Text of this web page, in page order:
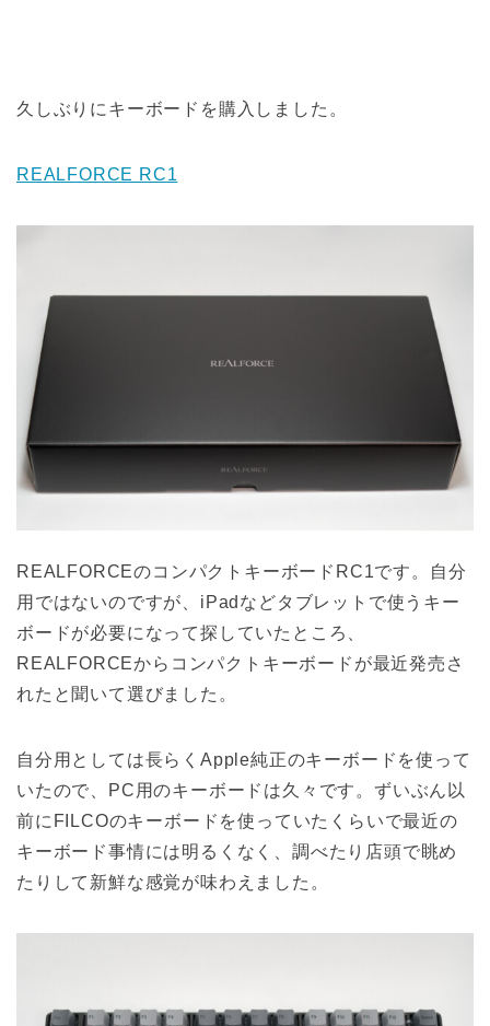
久しぶりにキーボードを購入しました。
REALFORCE RC1
REALFORCEのコンパクトキーボードRC1です。自分
用ではないのですが、iPadなどタブレットで使うキー
ボードが必要になって探していたところ、
REALFORCEからコンパクトキーボードが最近発売さ
れたと聞いて選びました。
自分用としては長らくApple純正のキーボードを使って
いたので、PC用のキーボードは久々です。ずいぶん以
前にFILCOのキーボードを使っていたくらいで最近の
キーボード事情には明るくなく、調べたり店頭で眺め
たりして新鮮な感覚が味わえました。